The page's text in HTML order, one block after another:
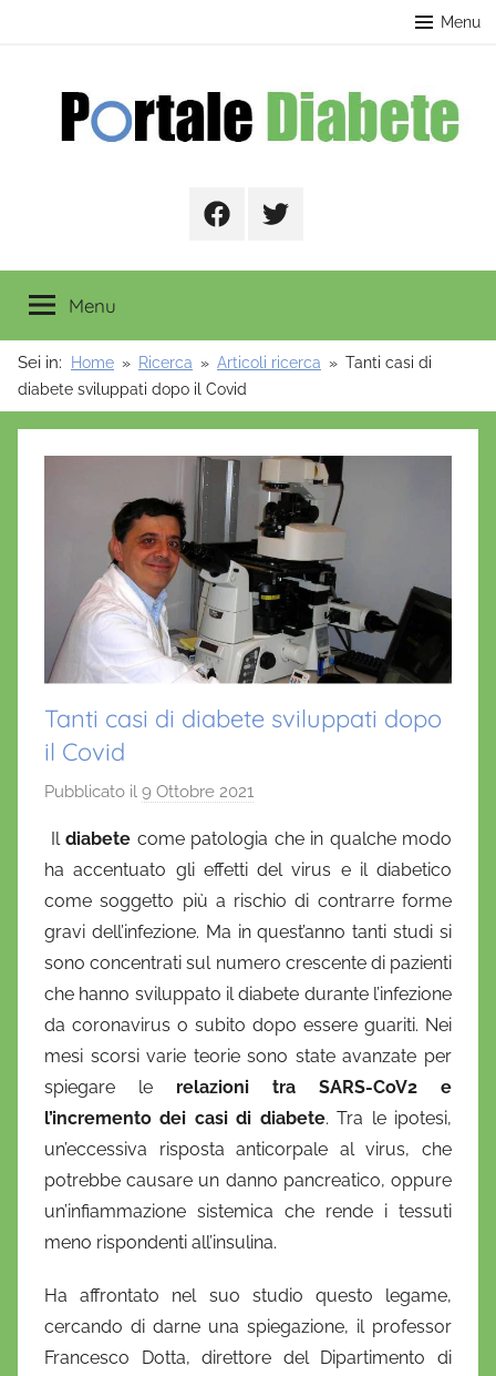
Menu
FacebookTwitter
Menu
Sei in: Home Ricerca Articoli ricerca
Tanti casi di
diabete sviluppati dopo il Covid
Tanti casi di diabete sviluppati dopo
il Covid
Pubblicato il 9 Ottobre 2021
D
a
n
e
l
a
D
n
r
i
Il diabete come patologia che in qualche modo
ha accentuato gli effetti del virus e il diabetico
come soggetto più a rischio di contrarre forme
gravi dell’infezione. Ma in quest’anno tanti studi si
sono concentrati sul numero crescente di pazienti
che hanno sviluppato il diabete durante l’infezione
da coronavirus o subito dopo essere guariti. Nei
mesi scorsi varie teorie sono state avanzate per
spiegare le relazioni tra SARS-CoV2 e
l’incremento dei casi di diabete. Tra le ipotesi,
un’eccessiva risposta anticorpale al virus, che
potrebbe causare un danno pancreatico, oppure
un’infiammazione sistemica che rende i tessuti
meno rispondenti all’insulina.
Ha affrontato nel suo studio questo legame,
cercando di darne una spiegazione, il professor
Francesco Dotta, direttore del Dipartimento di